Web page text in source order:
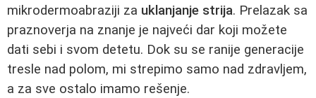
mikrodermoabraziji za uklanjanje strija. Prelazak sa
praznoverja na znanje je najveći dar koji možete
dati sebi i svom detetu. Dok su se ranije generacije
tresle nad polom, mi strepimo samo nad zdravljem,
a za sve ostalo imamo rešenje.